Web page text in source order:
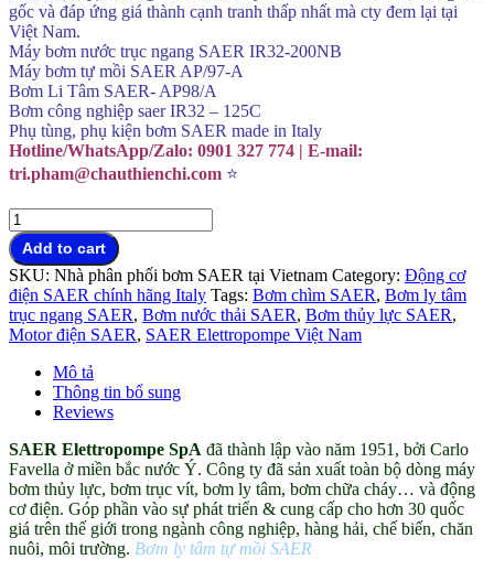
gốc và đáp ứng giá thành cạnh tranh thấp nhất mà cty đem lại tại
Việt Nam.
Máy bơm nước trục ngang SAER IR32-200NB
Máy bơm tự mồi SAER AP/97-A
Bơm Li Tâm SAER- AP98/A
Bơm công nghiệp saer IR32 – 125C
Phụ tùng, phụ kiện bơm SAER made in Italy
Hotline/WhatsApp/Zalo: 0901 327 774 | E-mail:
tri.pham@chauthienchi.com ⭐
Bơm
ly
tâm
tự
mồi
SAER
Elettropompe
Việt
Nam
Add to cart
SKU: Nhà phân phối bơm SAER tại Vietnam Category: Động cơ
điện SAER chính hãng Italy Tags: Bơm chìm SAER, Bơm ly tâm
trục ngang SAER, Bơm nước thải SAER, Bơm thủy lực SAER,
Motor điện SAER, SAER Elettropompe Việt Nam
Mô tả
Thông tin bổ sung
Reviews
SAER Elettropompe SpA đã thành lập vào năm 1951, bởi Carlo
Favella ở miền bắc nước Ý. Công ty đã sản xuất toàn bộ dòng máy
bơm thủy lực, bơm trục vít, bơm ly tâm, bơm chữa cháy… và động
cơ điện. Góp phần vào sự phát triển & cung cấp cho hơn 30 quốc
giá trên thế giới trong ngành công nghiệp, hàng hải, chế biến, chăn
nuôi, môi trường. Bơm ly tâm tự mồi SAER